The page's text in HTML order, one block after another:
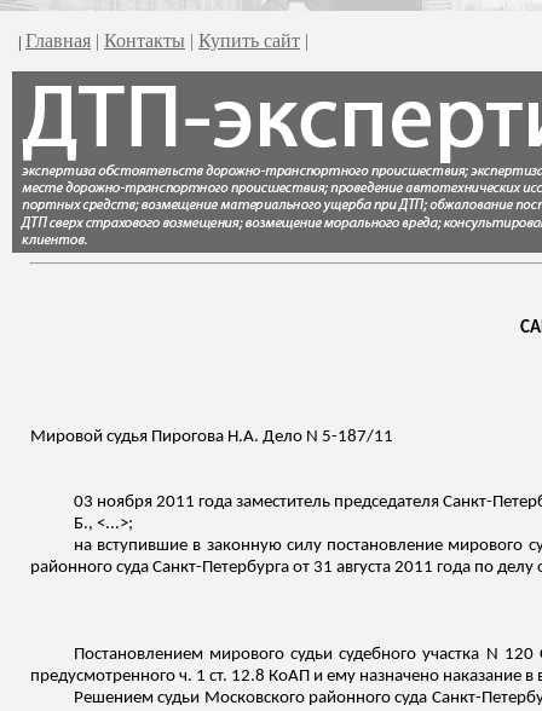
| Главная | Контакты | Купить сайт |
Мировой судья Пирогова Н.А. Дело N 5-187/11
03 ноября 2011 года заместитель председателя Санкт-
Б., <...>;
на вступившие в законную силу постановление мирового
районного суда Санкт-Петербурга от 31 августа 2011 года по
Постановлением мирового судьи судебного участка N
предусмотренного ч. 1 ст. 12.8 КоАП и ему назначено наказание
Решением судьи Московского районного суда Санкт-